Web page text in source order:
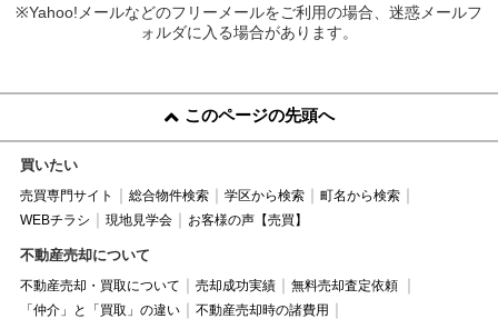
※Yahoo!メールなどのフリーメールをご利用の場合、迷惑メールフ
ォルダに入る場合があります。
このページの先頭へ
買いたい
売買専門サイト 総合物件検索 学区から検索
町名から検索
WEBチラシ
現地見学会 お客様の声【売買】
不動産売却について
不動産売却・買取について 売却成功実績
無料売却査定依頼
「仲介」と「買取」の違い
不動産売却時の諸費用